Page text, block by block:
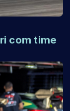
com time